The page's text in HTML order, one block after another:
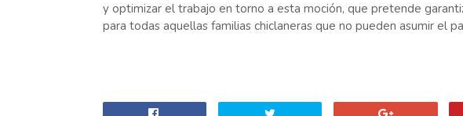
y optimizar el trabajo en torno a esta moción, que pretende
para todas aquellas familias chiclaneras que no pueden asumir el